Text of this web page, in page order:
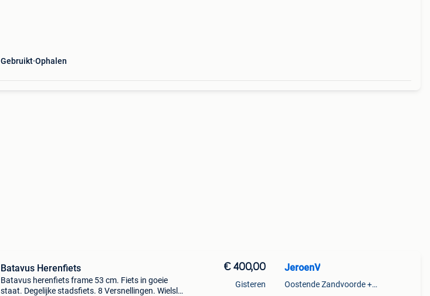
Gebruikt Ophalen
Batavus Herenfiets
Batavus herenfiets frame 53 cm. Fiets in goeie
staat. Degelijke stadsfiets. 8 Versnellingen. Wielslot
€ 400,00
Gisteren
JeroenV
Oostende Zandvoorde +Oostende